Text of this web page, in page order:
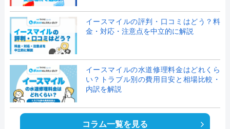
イースマイルの評判・口コミはどう？料
金・対応・注意点を中立的に解説
イースマイルの水道修理料金はどれくら
い？トラブル別の費用目安と相場比較・
内訳を解説
コラム一覧を見る